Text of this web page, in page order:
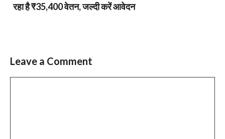
रहा है ₹35,400 वेतन, जल्दी करें आवेदन
Leave a Comment